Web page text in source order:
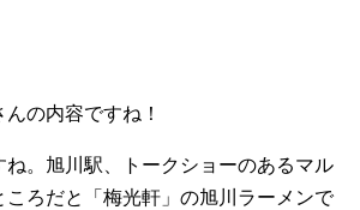
の内容ですね！
ね。旭川駅、トークショーのあるマル
ころだと「梅光軒」の旭川ラーメンで